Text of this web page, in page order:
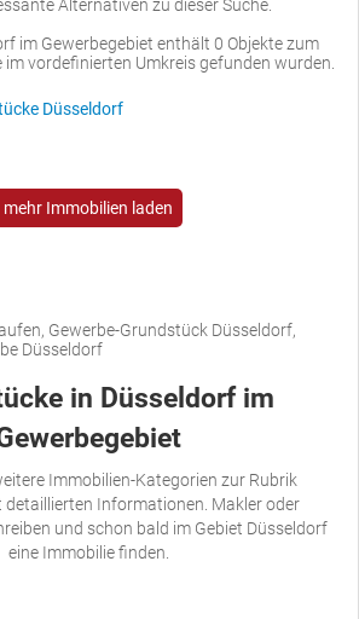
Alternativen zu dieser Suche.
im Gewerbegebiet enthält 0 Objekte zum
vordefinierten Umkreis gefunden wurden.
Düsseldorf
mehr Immobilien laden
Gewerbe-Grundstück Düsseldorf,
Düsseldorf
in Düsseldorf im
Immobilien-Kategorien zur Rubrik
detaillierten Informationen. Makler oder
und schon bald im Gebiet Düsseldorf
eine Immobilie finden.